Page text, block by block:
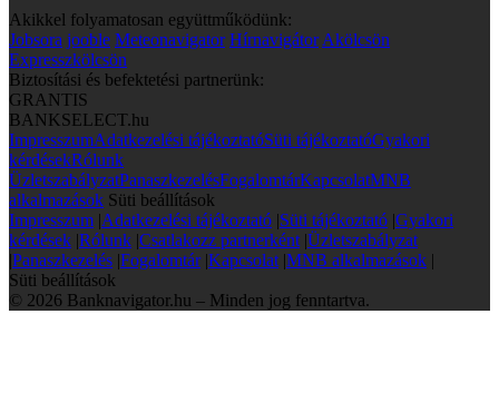
Akikkel folyamatosan együttműködünk:
Jobsora jooble Meteonavigator Hírnavigátor Akölcsön
Expresszkölcsön
Biztosítási és befektetési partnerünk:
GRANTIS
BANKSELECT.hu
ImpresszumAdatkezelési tájékoztatóSüti tájékoztatóGyakori
kérdésekRólunk
ÜzletszabályzatPanaszkezelésFogalomtárKapcsolatMNB
alkalmazások Süti beállítások
Impresszum |Adatkezelési tájékoztató |Süti tájékoztató |Gyakori
kérdések |Rólunk |Csatlakozz partnerként |Üzletszabályzat
|Panaszkezelés |Fogalomtár |Kapcsolat |MNB alkalmazások |
Süti beállítások
© 2026 Banknavigator.hu – Minden jog fenntartva.